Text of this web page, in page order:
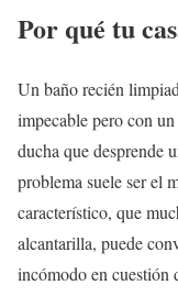
Por qué tu
Un baño recién
impecable pero con
ducha que desprende
problema suele ser el
característico, que
alcantarilla, puede
incómodo en cuestión